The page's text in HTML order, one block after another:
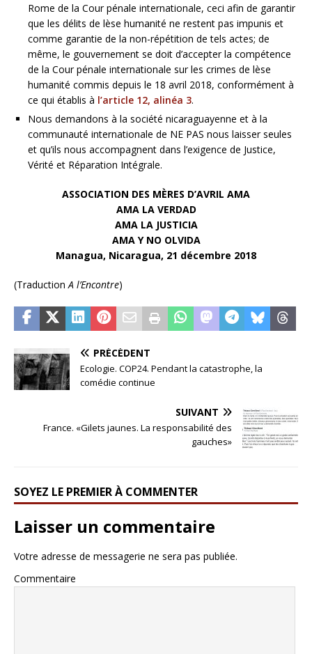
Rome de la Cour pénale internationale, ceci afin de garantir
que les délits de lèse humanité ne restent pas impunis et
comme garantie de la non-répétition de tels actes; de
même, le gouvernement se doit d’accepter la compétence
de la Cour pénale internationale sur les crimes de lèse
humanité commis depuis le 18 avril 2018, conformément à
ce qui établis à l’article 12, alinéa 3.
Nous demandons à la société nicaraguayenne et à la
communauté internationale de NE PAS nous laisser seules
et qu’ils nous accompagnent dans l’exigence de Justice,
Vérité et Réparation Intégrale.
ASSOCIATION DES MÈRES D’AVRIL AMA
AMA LA VERDAD
AMA LA JUSTICIA
AMA Y NO OLVIDA
Managua, Nicaragua, 21 décembre 2018
(Traduction A l’Encontre)
PRÉCÉDENT
Ecologie. COP24. Pendant la catastrophe, la
comédie continue
SUIVANT
France. «Gilets jaunes. La responsabilité des
gauches»
SOYEZ LE PREMIER À COMMENTER
Laisser un commentaire
Votre adresse de messagerie ne sera pas publiée.
Commentaire